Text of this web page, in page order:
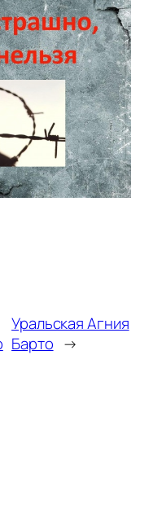
Уральская Агния
Барто →